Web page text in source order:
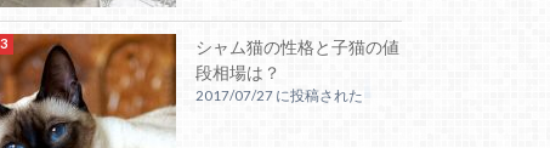
シャム猫の性格と子猫の値
段相場は？
2017/07/27 に投稿された